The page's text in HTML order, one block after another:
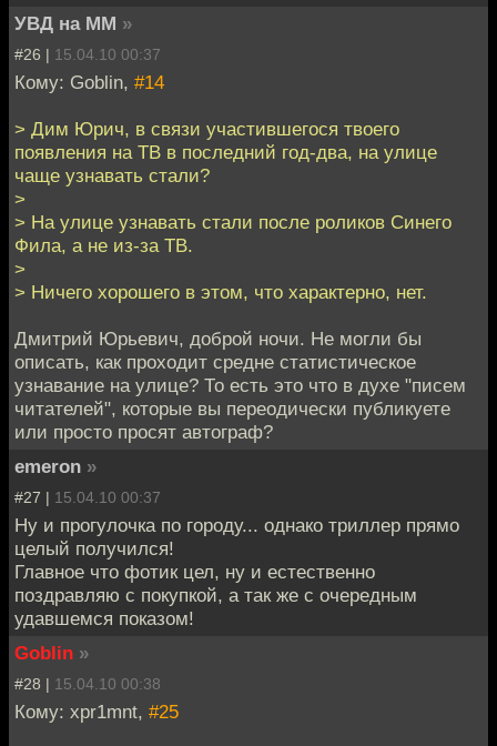
УВД на ММ »
#26 | 15.04.10 00:37
Кому: Goblin, #14
> Дим Юрич, в связи участившегося твоего
появления на ТВ в последний год-два, на улице
чаще узнавать стали?
>
> На улице узнавать стали после роликов Синего
Фила, а не из-за ТВ.
>
> Ничего хорошего в этом, что характерно, нет.
Дмитрий Юрьевич, доброй ночи. Не могли бы
описать, как проходит средне статистическое
узнавание на улице? То есть это что в духе "писем
читателей", которые вы переодически публикуете
или просто просят автограф?
emeron »
#27 | 15.04.10 00:37
Ну и прогулочка по городу... однако триллер прямо
целый получился!
Главное что фотик цел, ну и естественно
поздравляю с покупкой, а так же с очередным
удавшемся показом!
Goblin »
#28 | 15.04.10 00:38
Кому: xpr1mnt, #25